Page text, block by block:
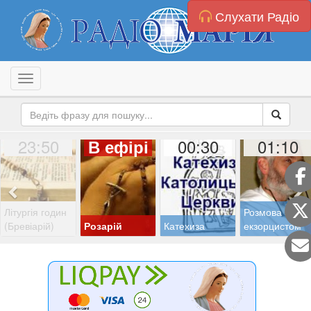
Слухати Радіо
Toggle navigation
23:50
Літургія годин
(Бревіарій)
В ефірі
Розарій
00:30
Катехиза
01:10
Розмова з
екзорцистом